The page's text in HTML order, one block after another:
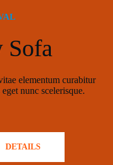
Sofa
elementum curabitur
nunc scelerisque.
DETAILS